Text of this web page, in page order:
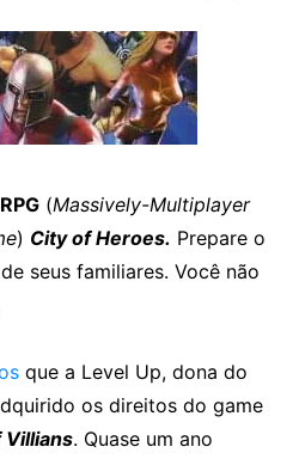
(Massively-Multiplayer
) City of Heroes. Prepare o
seus familiares. Você não
que a Level Up, dona do
os direitos do game
Villians. Quase um ano